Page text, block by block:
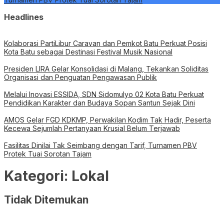
Headlines
Kolaborasi PartiLibur Caravan dan Pemkot Batu Perkuat Posisi
Kota Batu sebagai Destinasi Festival Musik Nasional
Presiden LIRA Gelar Konsolidasi di Malang, Tekankan Soliditas
Organisasi dan Penguatan Pengawasan Publik
Melalui Inovasi ESSIDA, SDN Sidomulyo 02 Kota Batu Perkuat
Pendidikan Karakter dan Budaya Sopan Santun Sejak Dini
AMOS Gelar FGD KDKMP, Perwakilan Kodim Tak Hadir, Peserta
Kecewa Sejumlah Pertanyaan Krusial Belum Terjawab
Fasilitas Dinilai Tak Seimbang dengan Tarif, Turnamen PBV
Protek Tuai Sorotan Tajam
Kategori: Lokal
Tidak Ditemukan